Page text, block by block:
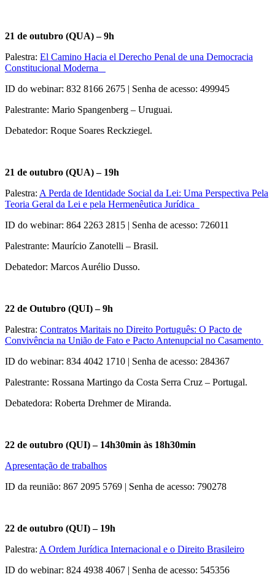
21 de outubro (QUA) – 9h
Palestra: El Camino Hacia el Derecho Penal de una Democracia
Constitucional Moderna
ID do webinar: 832 8166 2675 | Senha de acesso: 499945
Palestrante: Mario Spangenberg – Uruguai.
Debatedor: Roque Soares Reckziegel.
21 de outubro (QUA) – 19h
Palestra: A Perda de Identidade Social da Lei: Uma Perspectiva Pela
Teoria Geral da Lei e pela Hermenêutica Jurídica
ID do webinar: 864 2263 2815 | Senha de acesso: 726011
Palestrante: Maurício Zanotelli – Brasil.
Debatedor: Marcos Aurélio Dusso.
22 de Outubro (QUI) – 9h
Palestra: Contratos Maritais no Direito Português: O Pacto de
Convivência na União de Fato e Pacto Antenupcial no Casamento
ID do webinar: 834 4042 1710 | Senha de acesso: 284367
Palestrante: Rossana Martingo da Costa Serra Cruz – Portugal.
Debatedora: Roberta Drehmer de Miranda.
22 de outubro (QUI) – 14h30min às 18h30min
Apresentação de trabalhos
ID da reunião: 867 2095 5769 | Senha de acesso: 790278
22 de outubro (QUI) – 19h
Palestra: A Ordem Jurídica Internacional e o Direito Brasileiro
ID do webinar: 824 4938 4067 | Senha de acesso: 545356